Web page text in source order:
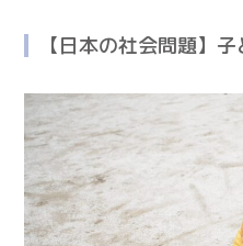
【日本の社会問題】